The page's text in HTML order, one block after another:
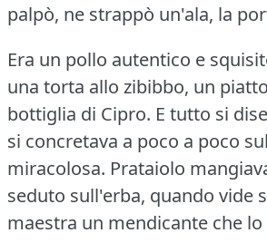
palpò, ne strappò un'ala, la
Era un pollo autentico e
una torta allo zibibbo, un
bottiglia di Cipro. E tutto si
si concretava a poco a poco
miracolosa. Prataiolo
seduto sull'erba, quando vide
maestra un mendicante che